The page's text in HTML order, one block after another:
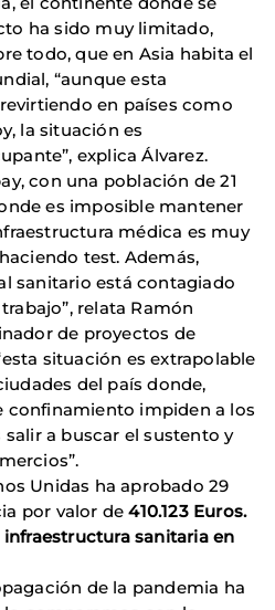
ha sido muy limitado,
todo, que en Asia habita el
“aunque esta
en países como
la situación es
explica Álvarez.
con una población de 21
es imposible mantener
médica es muy
test. Además,
sanitario está contagiado
relata Ramón
de proyectos de
situación es extrapolable
del país donde,
confinamiento impiden a los
a buscar el sustento y
Unidas ha aprobado 29
por valor de410.123 Euros.
sanitaria en
de la pandemia ha